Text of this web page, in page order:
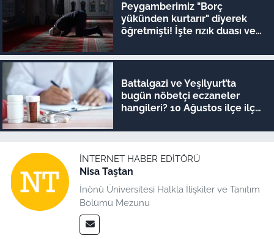
Peygamberimiz "Borç
yükünden kurtarır" diyerek
öğretmişti! İşte rızık duası ve
vakitleri
Battalgazi ve Yeşilyurt’ta
bugün nöbetçi eczaneler
hangileri? 10 Ağustos ilçe ilçe
İNTERNET HABER EDITÖRÜ
Nisa Taştan
İnönü Üniversitesi Halkla İlişkiler ve Tanıtım
Bölümü Mezunu